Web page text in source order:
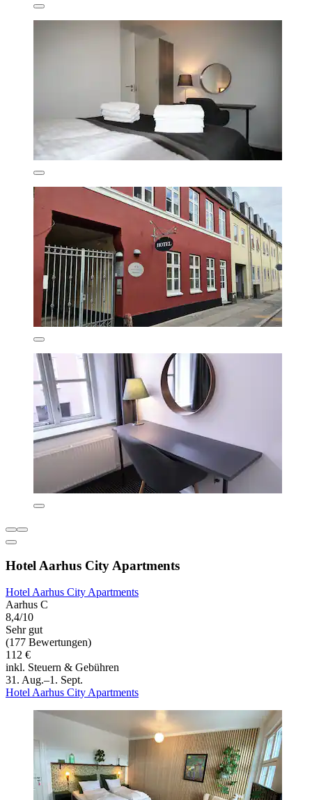
Hotel Aarhus City Apartments
Hotel Aarhus City Apartments
Aarhus C
8,4/10
Sehr gut
(177 Bewertungen)
112 €
inkl. Steuern & Gebühren
31. Aug.–1. Sept.
Hotel Aarhus City Apartments